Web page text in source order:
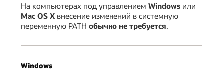
На компьютерах под управлением Windows или
Mac OS X внесение изменений в системную
переменную PATH обычно не требуется.
Windows